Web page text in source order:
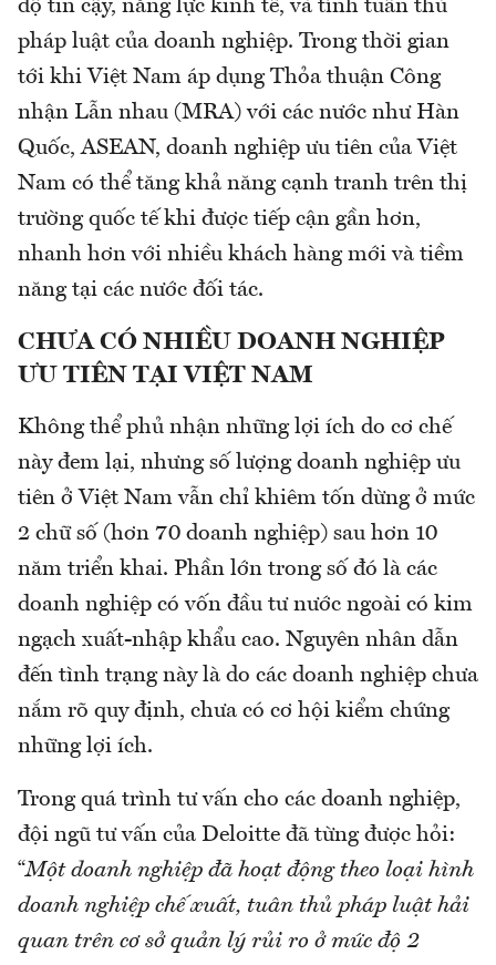
độ tin cậy, năng lực kinh tế, và tính tuân thủ
pháp luật của doanh nghiệp. Trong thời gian
tới khi Việt Nam áp dụng Thỏa thuận Công
nhận Lẫn nhau (MRA) với các nước như Hàn
Quốc, ASEAN, doanh nghiệp ưu tiên của Việt
Nam có thể tăng khả năng cạnh tranh trên thị
trường quốc tế khi được tiếp cận gần hơn,
nhanh hơn với nhiều khách hàng mới và tiềm
năng tại các nước đối tác.
CHƯA CÓ NHIỀU DOANH NGHIỆP
ƯU TIÊN TẠI VIỆT NAM
Không thể phủ nhận những lợi ích do cơ chế
này đem lại, nhưng số lượng doanh nghiệp ưu
tiên ở Việt Nam vẫn chỉ khiêm tốn dừng ở mức
2 chữ số (hơn 70 doanh nghiệp) sau hơn 10
năm triển khai. Phần lớn trong số đó là các
doanh nghiệp có vốn đầu tư nước ngoài có kim
ngạch xuất-nhập khẩu cao. Nguyên nhân dẫn
đến tình trạng này là do các doanh nghiệp chưa
nắm rõ quy định, chưa có cơ hội kiểm chứng
những lợi ích.
Trong quá trình tư vấn cho các doanh nghiệp,
đội ngũ tư vấn của Deloitte đã từng được hỏi:
“Một doanh nghiệp đã hoạt động theo loại hình
doanh nghiệp chế xuất, tuân thủ pháp luật hải
quan trên cơ sở quản lý rủi ro ở mức độ 2